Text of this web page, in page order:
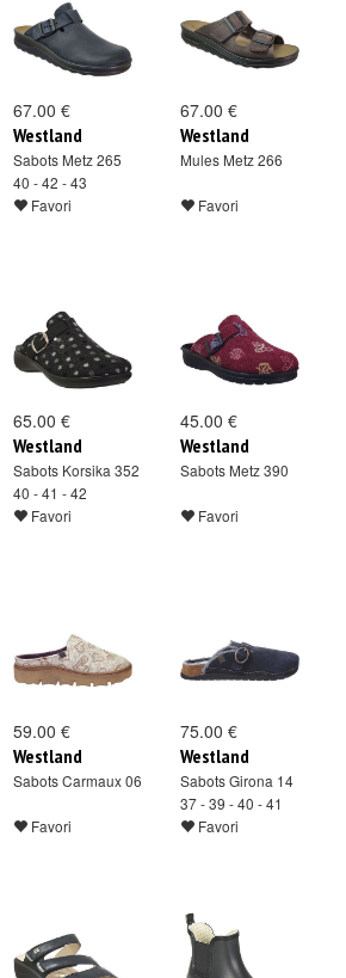
67.00 €
Westland
Sabots Metz 265
40 - 42 - 43
Favori
67.00 €
Westland
Mules Metz 266
Favori
65.00 €
Westland
Sabots Korsika 352
40 - 41 - 42
Favori
45.00 €
Westland
Sabots Metz 390
Favori
59.00 €
Westland
Sabots Carmaux 06
Favori
75.00 €
Westland
Sabots Girona 14
37 - 39 - 40 - 41
Favori